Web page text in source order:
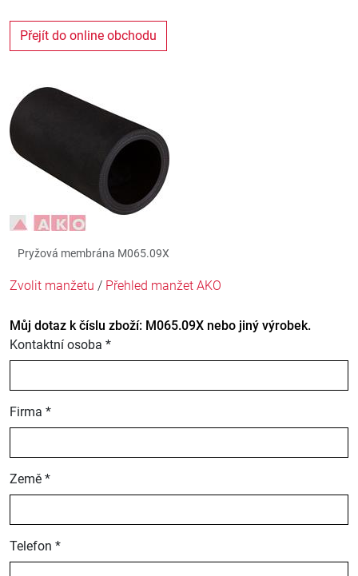
Přejít do online obchodu
Pryžová membrána M065.09X
Zvolit manžetu / Přehled manžet AKO
Můj dotaz k číslu zboží: M065.09X nebo jiný výrobek.
Kontaktní osoba *
Firma *
Země *
Telefon *